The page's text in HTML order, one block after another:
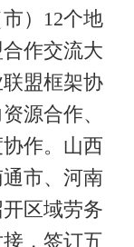
）12个地
作交流大
盟框架协
源合作、
作。山西
市、河南
区域劳务
，签订五